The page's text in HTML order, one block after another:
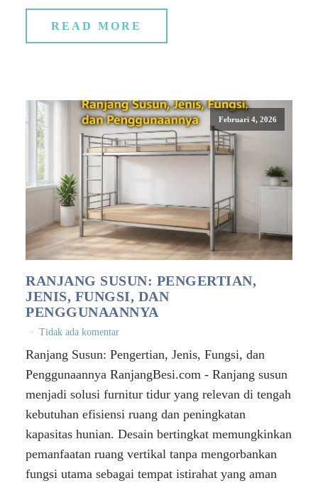
READ MORE
Februari 4, 2026
RANJANG SUSUN: PENGERTIAN,
JENIS, FUNGSI, DAN
PENGGUNAANNYA
Tidak ada komentar
Ranjang Susun: Pengertian, Jenis, Fungsi, dan
Penggunaannya RanjangBesi.com - Ranjang susun
menjadi solusi furnitur tidur yang relevan di tengah
kebutuhan efisiensi ruang dan peningkatan
kapasitas hunian. Desain bertingkat memungkinkan
pemanfaatan ruang vertikal tanpa mengorbankan
fungsi utama sebagai tempat istirahat yang aman